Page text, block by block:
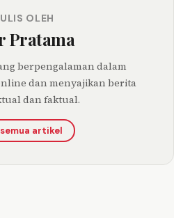
OLEH
Pratama
berpengalaman dalam
dan menyajikan berita
dan faktual.
artikel